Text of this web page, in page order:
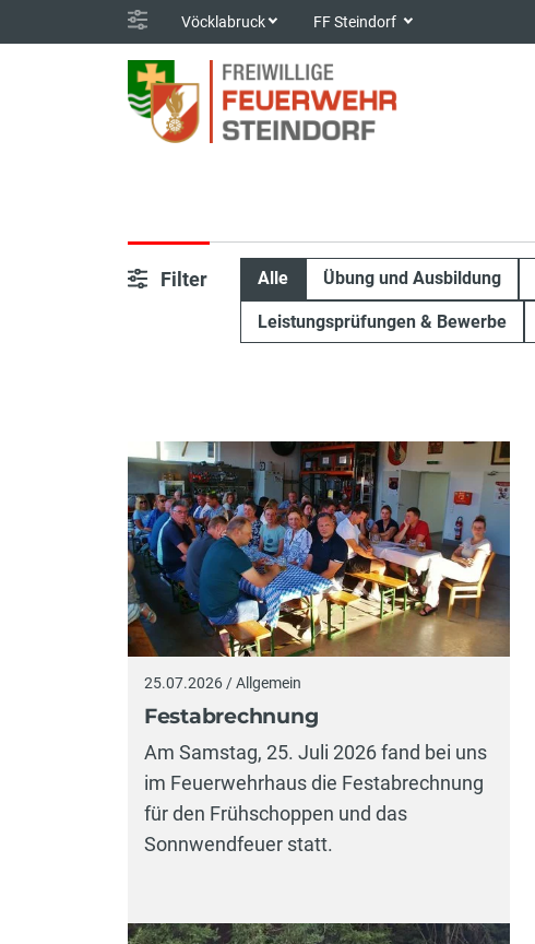
Vöcklabruck FF Steindorf
Filter Alle Übung und Ausbildung
Leistungsprüfungen & Bewerbe
25.07.2026 / Allgemein
Festabrechnung
Am Samstag, 25. Juli 2026 fand bei uns
im Feuerwehrhaus die Festabrechnung
für den Frühschoppen und das
Sonnwendfeuer statt.